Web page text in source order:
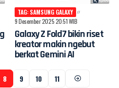
TAG: SAMSUNG GALAXY
9 Desember 2025 20:51 WIB
Galaxy Z Fold7 bikin riset
kreator makin ngebut
berkat Gemini AI
8 9 10 11